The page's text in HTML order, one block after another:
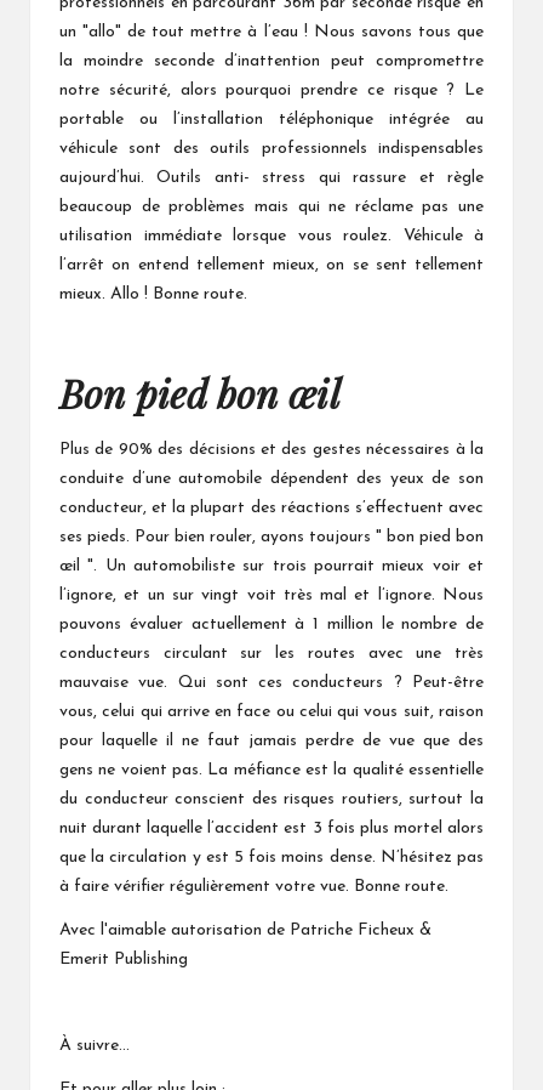
un "allo" de tout mettre à l’eau ! Nous savons tous que
la moindre seconde d’inattention peut compromettre
notre sécurité, alors pourquoi prendre ce risque ? Le
portable ou l’installation téléphonique intégrée au
véhicule sont des outils professionnels indispensables
aujourd’hui. Outils anti- stress qui rassure et règle
beaucoup de problèmes mais qui ne réclame pas une
utilisation immédiate lorsque vous roulez. Véhicule à
l’arrêt on entend tellement mieux, on se sent tellement
mieux. Allo ! Bonne route.
Bon pied bon œil
Plus de 90% des décisions et des gestes nécessaires à la
conduite d’une automobile dépendent des yeux de son
conducteur, et la plupart des réactions s’effectuent avec
ses pieds. Pour bien rouler, ayons toujours " bon pied bon
œil ". Un automobiliste sur trois pourrait mieux voir et
l’ignore, et un sur vingt voit très mal et l’ignore. Nous
pouvons évaluer actuellement à 1 million le nombre de
conducteurs circulant sur les routes avec une très
mauvaise vue. Qui sont ces conducteurs ? Peut-être
vous, celui qui arrive en face ou celui qui vous suit, raison
pour laquelle il ne faut jamais perdre de vue que des
gens ne voient pas. La méfiance est la qualité essentielle
du conducteur conscient des risques routiers, surtout la
nuit durant laquelle l’accident est 3 fois plus mortel alors
que la circulation y est 5 fois moins dense. N’hésitez pas
à faire vérifier régulièrement votre vue. Bonne route.
Avec l'aimable autorisation de Patriche Ficheux &
Emerit Publishing
À suivre…